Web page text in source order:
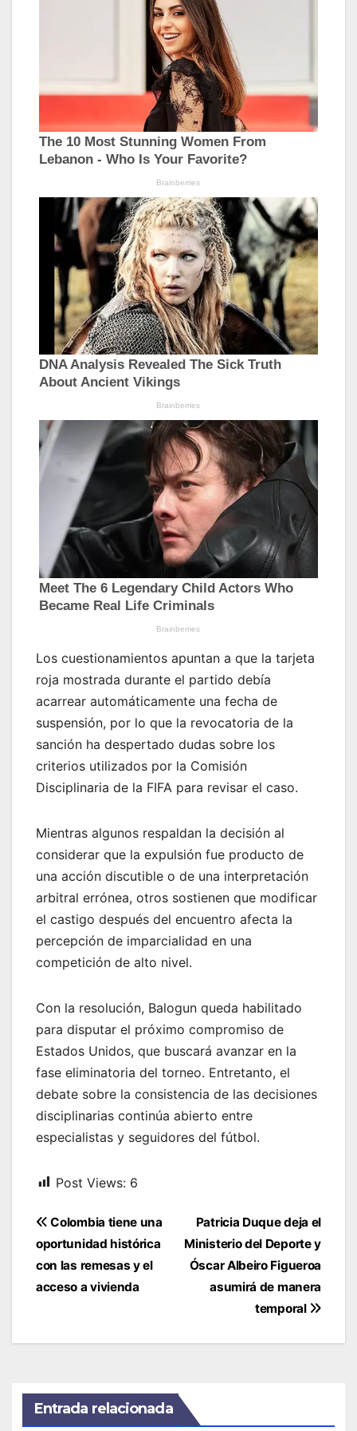
Los cuestionamientos apuntan a que la tarjeta
roja mostrada durante el partido debía
acarrear automáticamente una fecha de
suspensión, por lo que la revocatoria de la
sanción ha despertado dudas sobre los
criterios utilizados por la Comisión
Disciplinaria de la FIFA para revisar el caso.
Mientras algunos respaldan la decisión al
considerar que la expulsión fue producto de
una acción discutible o de una interpretación
arbitral errónea, otros sostienen que modificar
el castigo después del encuentro afecta la
percepción de imparcialidad en una
competición de alto nivel.
Con la resolución, Balogun queda habilitado
para disputar el próximo compromiso de
Estados Unidos, que buscará avanzar en la
fase eliminatoria del torneo. Entretanto, el
debate sobre la consistencia de las decisiones
disciplinarias continúa abierto entre
especialistas y seguidores del fútbol.
Post Views: 6
Navegación
de
entradas
Patricia Duque deja el
Ministerio del Deporte y
Óscar Albeiro Figueroa
asumirá de manera
temporal
Colombia tiene una
oportunidad histórica
con las remesas y el
acceso a vivienda
Entrada relacionada